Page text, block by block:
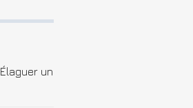
un